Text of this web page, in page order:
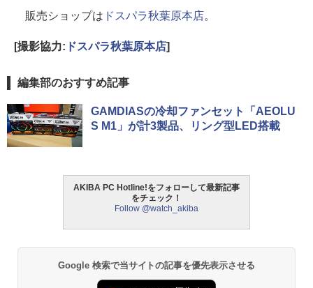
販売ショップは ドスパラ秋葉原本店。
[撮影協力: ドスパラ秋葉原本店]
編集部のおすすめ記事
GAMDIASの冷却ファンセット「AEOLU
S M1」が計3製品、リング型LED搭載
AKIBA PC Hotline!をフォローして最新記事
をチェック！
Follow @watch_akiba
Google 検索で当サイトの記事を優先表示させる